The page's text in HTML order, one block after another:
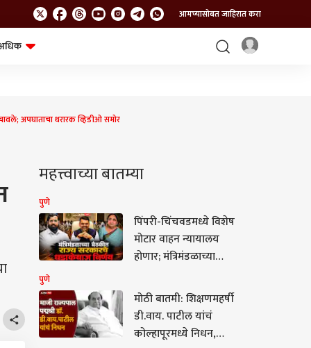
आमच्यासोबत जाहिरात करा
अपघाताचा थरारक व्हिडीओ समोर
महत्त्वाच्या बातम्या
पुणे
पिंपरी-चिंचवडमध्ये विशेष
मोटार वाहन न्यायालय
होणार; मंत्रिमंडळाच्या
धडाकेबाज निर्णय
पुणे
मोठी बातमी: शिक्षणमहर्षी
डी.वाय. पाटील यांचं
कोल्हापूरमध्ये निधन,